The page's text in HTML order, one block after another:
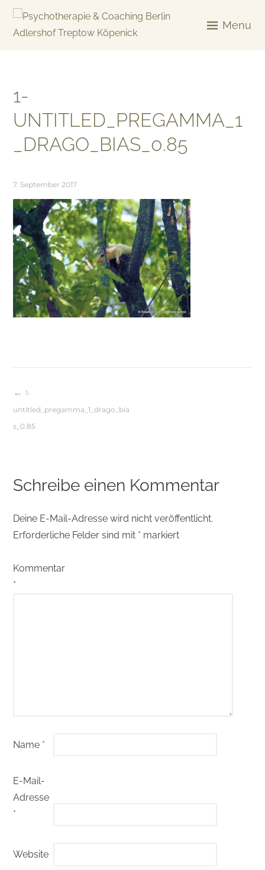
Skip
Menu
1-
UNTITLED_PREGAMMA_1
_DRAGO_BIAS_0.85
7. September 2017
Beitragsnavigation
1-
untitled_pregamma_1_drago_bia
s_0.85
Schreibe einen Kommentar
Deine E-Mail-Adresse wird nicht veröffentlicht.
Erforderliche Felder sind mit * markiert
Kommentar
*
Name *
E-Mail-
Adresse
*
Website